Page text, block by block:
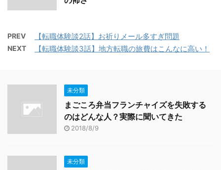
PREV 【転職体験談2話】お祈りメール多すぎ問題
NEXT 【転職体験談3話】地方転職の旅費はこんなに高い！
未分類
まごころ弁当フランチャイズを失敗する
のはどんな人？実際に聞いてきた
2018/8/9
未分類